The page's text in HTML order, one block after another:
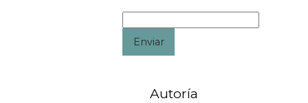
Enviar
Autoría